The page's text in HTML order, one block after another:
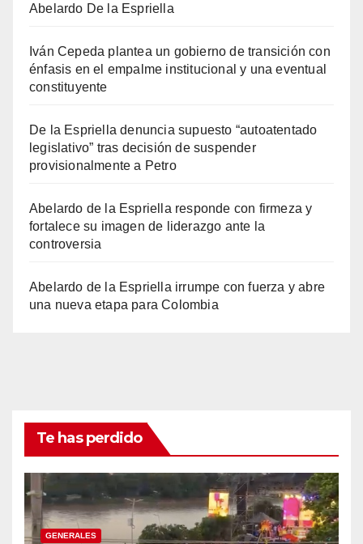
Abelardo De la Espriella
Iván Cepeda plantea un gobierno de transición con
énfasis en el empalme institucional y una eventual
constituyente
De la Espriella denuncia supuesto “autoatentado
legislativo” tras decisión de suspender
provisionalmente a Petro
Abelardo de la Espriella responde con firmeza y
fortalece su imagen de liderazgo ante la
controversia
Abelardo de la Espriella irrumpe con fuerza y abre
una nueva etapa para Colombia
Te has perdido
GENERALES